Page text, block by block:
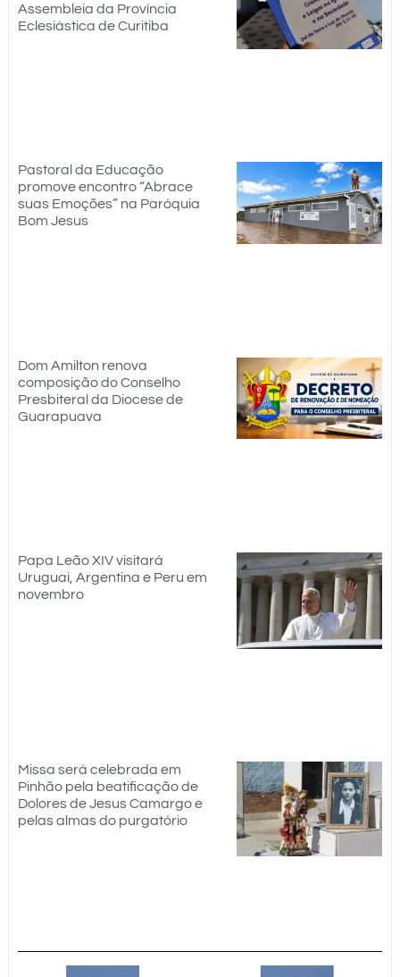
Assembleia da Província
Eclesiástica de Curitiba
Pastoral da Educação
promove encontro “Abrace
suas Emoções” na Paróquia
Bom Jesus
Dom Amilton renova
composição do Conselho
Presbiteral da Diocese de
Guarapuava
Papa Leão XIV visitará
Uruguai, Argentina e Peru em
novembro
Missa será celebrada em
Pinhão pela beatificação de
Dolores de Jesus Camargo e
pelas almas do purgatório